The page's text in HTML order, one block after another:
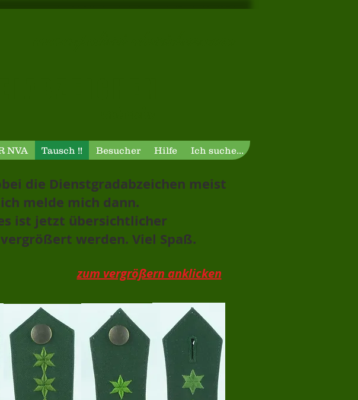
NVA Tausch !! Besucher Hilfe Ich suche...
die Dienstgradabzeichen meist
melde mich dann.
ist jetzt übersichtlicher
werden. Viel Spaß.
zum vergrößern anklicken